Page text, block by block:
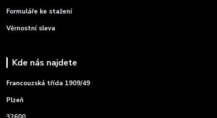
Formuláře ke stažení
Věrnostní sleva
Kde nás najdete
Francouzská třída 1909/49
Plzeň